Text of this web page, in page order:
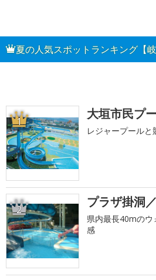
夏の人気スポットランキング【岐
1 大垣市民プ
レジャープール
2 プラザ掛洞
県内最長40mの
感